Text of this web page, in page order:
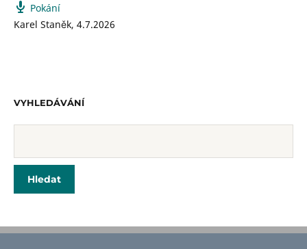
Pokání
Karel Staněk, 4.7.2026
VYHLEDÁVÁNÍ